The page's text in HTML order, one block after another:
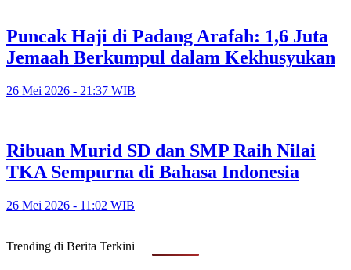
Puncak Haji di Padang Arafah: 1,6 Juta
Jemaah Berkumpul dalam Kekhusyukan
26 Mei 2026 - 21:37 WIB
Ribuan Murid SD dan SMP Raih Nilai
TKA Sempurna di Bahasa Indonesia
26 Mei 2026 - 11:02 WIB
Trending di Berita Terkini